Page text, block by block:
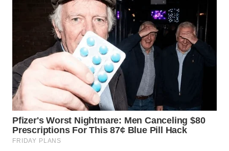
DANAU
TOBA
WN
NIAS